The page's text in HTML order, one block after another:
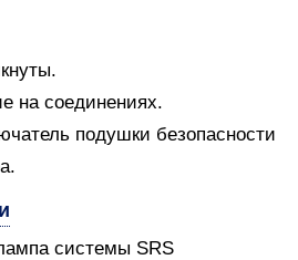
на соединениях.
подушки безопасности
системы SRS